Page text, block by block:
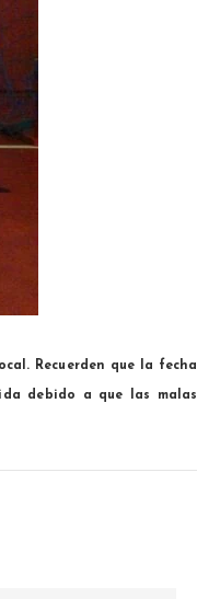
Recuerden que la fecha
debido a que las malas